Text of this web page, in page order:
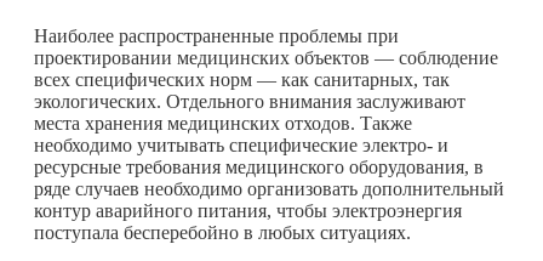
Наиболее распространенные проблемы при
проектировании медицинских объектов — соблюдение
всех специфических норм — как санитарных, так
экологических. Отдельного внимания заслуживают
места хранения медицинских отходов. Также
необходимо учитывать специфические электро- и
ресурсные требования медицинского оборудования, в
ряде случаев необходимо организовать дополнительный
контур аварийного питания, чтобы электроэнергия
поступала бесперебойно в любых ситуациях.